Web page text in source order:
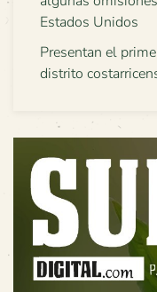
Estados Unidos
Presentan el
distrito